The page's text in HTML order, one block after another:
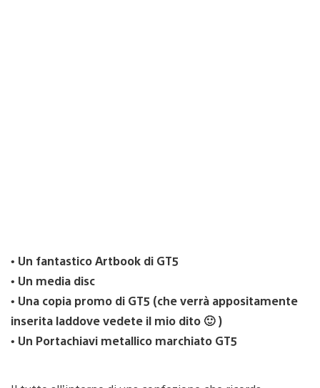
• Un fantastico Artbook di GT5
• Un media disc
• Una copia promo di GT5 (che verrà appositamente
inserita laddove vedete il mio dito 🙂 )
• Un Portachiavi metallico marchiato GT5